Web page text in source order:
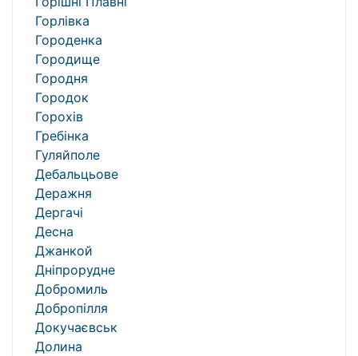
Горлівка
Городенка
Городище
Городня
Городок
Горохів
Гребінка
Гуляйполе
Дебальцьове
Деражня
Дергачі
Десна
Джанкой
Дніпрорудне
Добромиль
Добропілля
Докучаєвськ
Долина